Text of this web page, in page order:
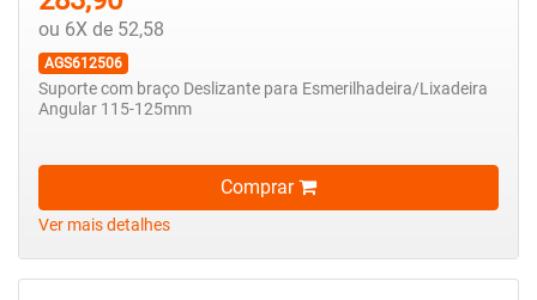
ou 6X de 52,58
AGS612506
Suporte com braço Deslizante para Esmerilhadeira/Lixadeira
Angular 115-125mm
Comprar
Ver mais detalhes